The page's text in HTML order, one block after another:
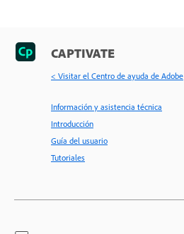
CAPTIVATE
< Visitar el Centro de ayuda de Adobe
Información y asistencia técnica
Introducción
Guía del usuario
Tutoriales